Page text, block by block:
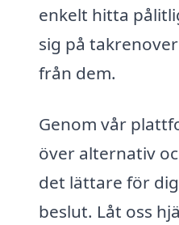
enkelt hitta
sig på
från dem.
Genom vår
över alternativ
det lättare för
beslut. Låt oss